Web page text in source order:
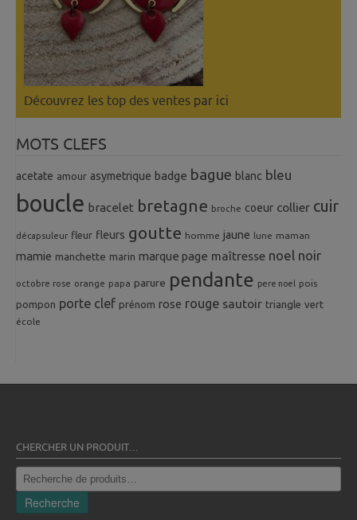
Découvrez les top des ventes par ici
MOTS CLEFS
acetate amour asymetrique badge bague blanc bleu
boucle bracelet bretagne broche coeur collier cuir
décapsuleur fleur fleurs goutte homme jaune lune maman
mamie manchette marin marque page maîtresse noel noir
octobre rose orange papa parure pendante pere noel pois
pompon porte clef prénom rose rouge sautoir triangle vert
école
CHERCHER UN PRODUIT…
Recherche
pour :
Recherche